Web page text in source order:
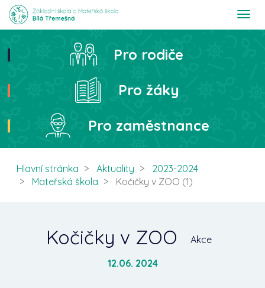
T
t
Hledat
Pro rodiče
Pro žáky
Pro zaměstnance
Hlavní stránka Aktuality
2023-2024
Mateřská škola
Kočičky v ZOO (1)
Kočičky v ZOO
Akce
12.06. 2024